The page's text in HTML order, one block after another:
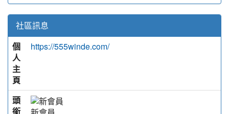
社區訊息
個
人
主
頁
https://555winde.com/
頭
銜